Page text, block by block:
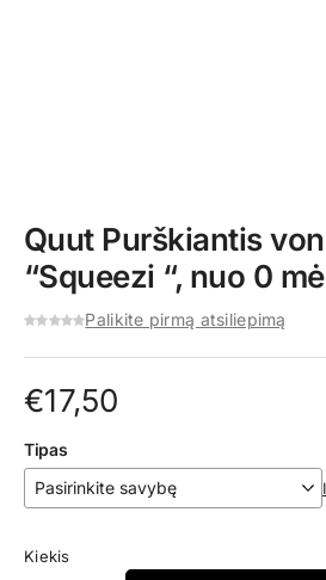
Quut Purškiantis
“Squeezi “, nuo 0
Palikite pirmą atsiliepimą
€17,50
Tipas
Kiekis